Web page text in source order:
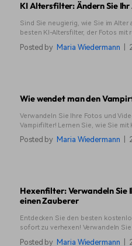
KI Altersfilter: Ändern Sie
Sind Sie neugierig, wie Sie im
besten KI-Altersfilter, der Fotos
verwandelt. Probieren Sie es jetzt
Posted by Maria Wiedermann
Wie wendet man den
Verwandeln Sie Ihre Fotos und
Vampirfilter! Lernen Sie, wie Sie
gruseligen Vampir-Look für eine
erzeugen.
Posted by Maria Wiedermann
Hexenfilter: Verwandeln Sie
einen Zauberer
Entdecken Sie den besten
sofort zu verhexen! Verwandeln
Effekten - konvertieren Sie Fotos
Posted by Maria Wiedermann